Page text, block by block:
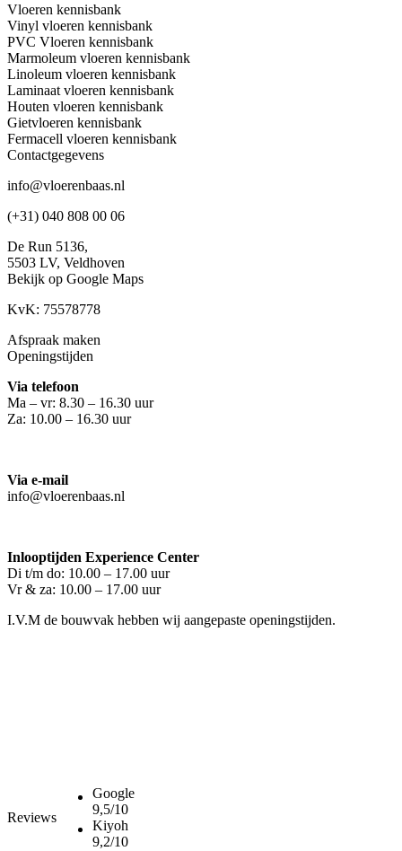
Vloeren kennisbank
Vinyl vloeren kennisbank
PVC Vloeren kennisbank
Marmoleum vloeren kennisbank
Linoleum vloeren kennisbank
Laminaat vloeren kennisbank
Houten vloeren kennisbank
Gietvloeren kennisbank
Fermacell vloeren kennisbank
Contactgegevens
info@vloerenbaas.nl
(+31) 040 808 00 06
De Run 5136,
5503 LV, Veldhoven
Bekijk op Google Maps
KvK: 75578778
Afspraak maken
Openingstijden
Via telefoon
Ma – vr: 8.30 – 16.30 uur
Za: 10.00 – 16.30 uur
Via e-mail
info@vloerenbaas.nl
Inlooptijden Experience Center
Di t/m do: 10.00 – 17.00 uur
Vr & za: 10.00 – 17.00 uur
I.V.M de bouwvak hebben wij aangepaste openingstijden.
Reviews
Google
9,5/10
Kiyoh
9,2/10